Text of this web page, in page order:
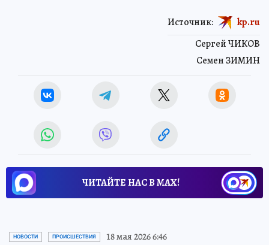
Сергей ЧИКОВ
Семен ЗИМИН
Источник: kp.ru
ЧИТАЙТЕ НАС В МАХ!
НОВОСТИ ПРОИСШЕСТВИЯ 18 мая 2026 6:46